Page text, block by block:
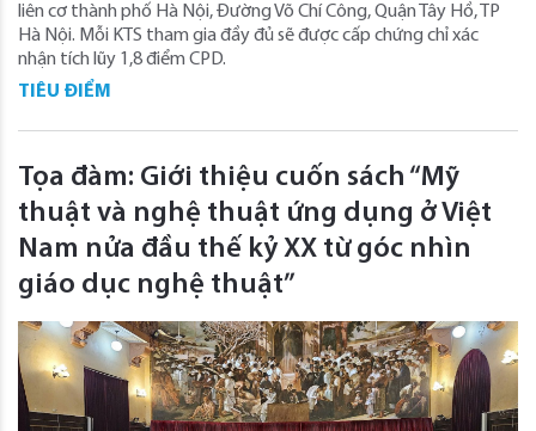
liên cơ thành phố Hà Nội, Đường Võ Chí Công, Quận Tây Hồ, TP
Hà Nội. Mỗi KTS tham gia đầy đủ sẽ được cấp chứng chỉ xác
nhận tích lũy 1,8 điểm CPD.
TIÊU ĐIỂM
Tọa đàm: Giới thiệu cuốn sách “Mỹ
thuật và nghệ thuật ứng dụng ở Việt
Nam nửa đầu thế kỷ XX từ góc nhìn
giáo dục nghệ thuật”